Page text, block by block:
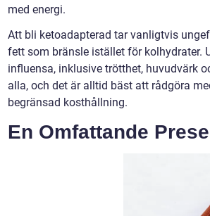
med energi.
Att bli ketoadapterad tar vanligtvis
fett som bränsle istället för kolhydrater.
influensa, inklusive trötthet, huvudvärk
alla, och det är alltid bäst att rådgöra
begränsad kosthållning.
En Omfattande